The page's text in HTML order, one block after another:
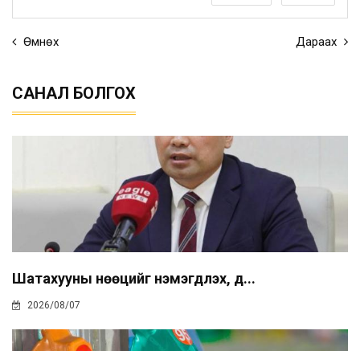
Өмнөх Дараах
САНАЛ БОЛГОХ
Шатахууны нөөцийг нэмэгдүүлэх, д...
2026/08/07